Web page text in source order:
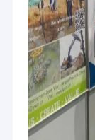
Giro della
Controllo
Contattici
Notizie
Richieda
pali.
Il tufo ha un gruppo
ed allo sviluppo
serie di
con le norme
personalizzati
Aderisca alla
costantemente la
nell'impresa di